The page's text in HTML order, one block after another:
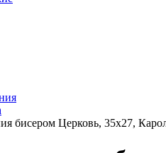
бисером Церковь, 35x27,